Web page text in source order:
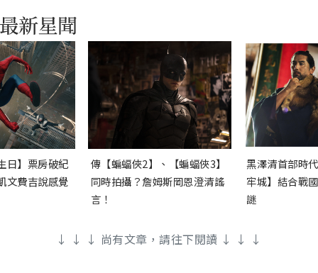
日】票房破紀
文費吉說感覺
傳【蝙蝠俠2】、【蝙蝠俠3】
同時拍攝？詹姆斯岡恩澄清謠
言！
黑澤清首部時
牢城】結合戰
謎
↓ ↓ ↓ 尚有文章，請往下閱讀 ↓ ↓ ↓